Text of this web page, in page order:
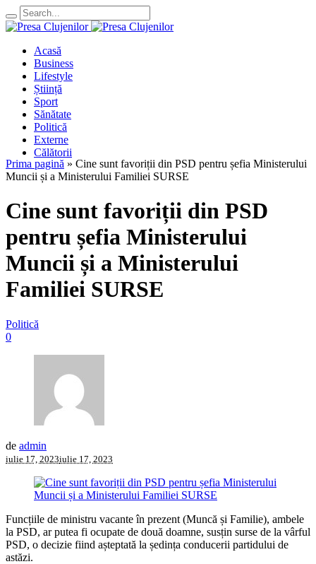
Acasă
Business
Lifestyle
Știință
Sport
Sănătate
Politică
Externe
Călătorii
Prima pagină » Cine sunt favoriții din PSD pentru șefia Ministerului
Muncii și a Ministerului Familiei SURSE
Cine sunt favoriții din PSD
pentru șefia Ministerului
Muncii și a Ministerului
Familiei SURSE
Politică
0
de admin
iulie 17, 2023iulie 17, 2023
Funcțiile de ministru vacante în prezent (Muncă și Familie), ambele
la PSD, ar putea fi ocupate de două doamne, susțin surse de la vârful
PSD, o decizie fiind așteptată la ședința conducerii partidului de
astăzi.